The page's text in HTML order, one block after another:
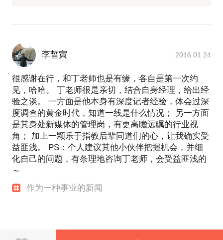
李皙寅 2016.01.24
很感谢在行，和丁老师也是有缘，各自是第一次约
见，哈哈。 丁老师很是亲切，结合自身经理，给出经
验之谈。 一方面是他本身有深度记者经验，体会过深
度调查的黄金时代，知道一线是什么情况； 另一方面
是其身处新媒体的管理岗，有更高瞻远瞩的行业视
角； 加上一颗乐于指教后辈同道们的心，让我确实受
益匪浅。 PS：个人建议其他小伙伴把握机会，并细
化自己的问题，有条理地咨询丁老师，会受益匪浅的
～
作为一种事业的新闻